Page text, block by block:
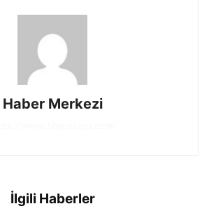
Haber Merkezi
İlgili Haberler